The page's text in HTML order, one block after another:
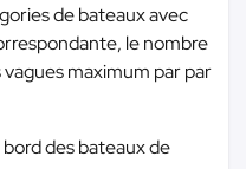
de bateaux avec
le nombre
maximum par par
des bateaux de